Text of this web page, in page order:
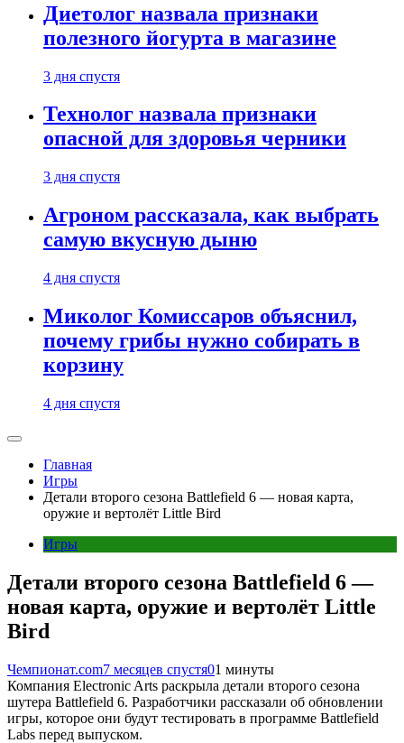
Диетолог назвала признаки
полезного йогурта в магазине
3 дня спустя
Технолог назвала признаки
опасной для здоровья черники
3 дня спустя
Агроном рассказала, как выбрать
самую вкусную дыню
4 дня спустя
Миколог Комиссаров объяснил,
почему грибы нужно собирать в
корзину
4 дня спустя
Главная
Игры
Детали второго сезона Battlefield 6 — новая карта,
оружие и вертолёт Little Bird
Игры
Детали второго сезона Battlefield 6 —
новая карта, оружие и вертолёт Little
Bird
Чемпионат.com7 месяцев спустя01 минуты
Компания Electronic Arts раскрыла детали второго сезона
шутера Battlefield 6. Разработчики рассказали об обновлении
игры, которое они будут тестировать в программе Battlefield
Labs перед выпуском.